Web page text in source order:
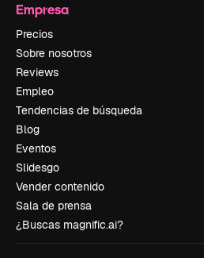
Empresa
Precios
Sobre nosotros
Reviews
Empleo
Tendencias de búsqueda
Blog
Eventos
Slidesgo
Vender contenido
Sala de prensa
¿Buscas magnific.ai?